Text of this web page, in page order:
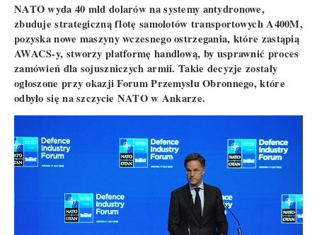
NATO wyda 40 mld dolarów na systemy antydronowe,
zbuduje strategiczną flotę samolotów transportowych A400M,
pozyska nowe maszyny wczesnego ostrzegania, które zastąpią
AWACS-y, stworzy platformę handlową, by usprawnić proces
zamówień dla sojuszniczych armii. Takie decyzje zostały
ogłoszone przy okazji Forum Przemysłu Obronnego, które
odbyło się na szczycie NATO w Ankarze.